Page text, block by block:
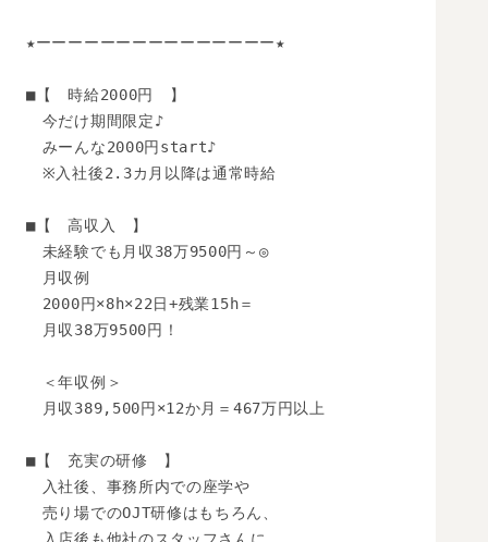
★ーーーーーーーーーーーーーーー★
■【　時給2000円　】
今だけ期間限定♪
みーんな2000円start♪
※入社後2.3カ月以降は通常時給
■【　高収入　】
未経験でも月収38万9500円～◎
月収例
2000円×8h×22日+残業15h＝
月収38万9500円！
＜年収例＞
月収389,500円×12か月＝467万円以上
■【　充実の研修　】
入社後、事務所内での座学や
売り場でのOJT研修はもちろん、